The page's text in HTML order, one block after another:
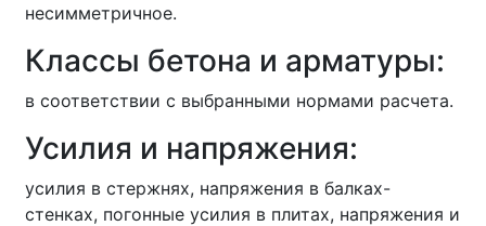
несимметричное.
Классы бетона и арматуры:
в соответствии с выбранными нормами расчета.
Усилия и напряжения:
усилия в стержнях, напряжения в балках-
стенках, погонные усилия в плитах, напряжения и